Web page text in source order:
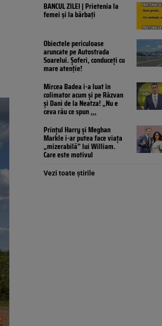
BANCUL ZILEI | Prietenia la
femei și la bărbați
Obiectele periculoase
aruncate pe Autostrada
Soarelui. Șoferi, conduceți cu
mare atenție!
Mircea Badea i-a luat în
colimator acum și pe Răzvan
și Dani de la Neatza! „Nu e
ceva rău ce spun...
Prințul Harry și Meghan
Markle i-ar putea face viața
„mizerabilă” lui William.
Care este motivul
Vezi toate știrile